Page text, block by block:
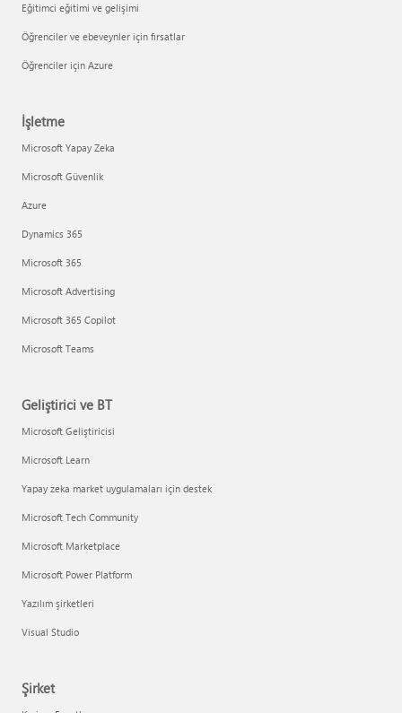
Eğitimci eğitimi ve gelişimi
Öğrenciler ve ebeveynler için fırsatlar
Öğrenciler için Azure
İşletme
Microsoft Yapay Zeka
Microsoft Güvenlik
Azure
Dynamics 365
Microsoft 365
Microsoft Advertising
Microsoft 365 Copilot
Microsoft Teams
Geliştirici ve BT
Microsoft Geliştiricisi
Microsoft Learn
Yapay zeka market uygulamaları için destek
Microsoft Tech Community
Microsoft Marketplace
Microsoft Power Platform
Yazılım şirketleri
Visual Studio
Şirket